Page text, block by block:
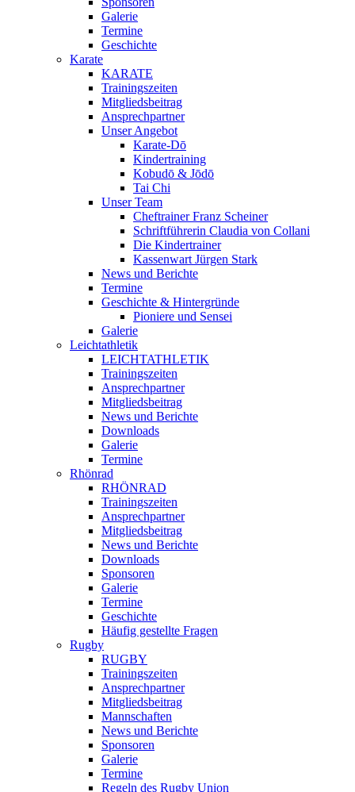
Galerie
Termine
Geschichte
Karate
KARATE
Trainingszeiten
Mitgliedsbeitrag
Ansprechpartner
Unser Angebot
Karate-Dō
Kindertraining
Kobudō & Jōdō
Tai Chi
Unser Team
Cheftrainer Franz Scheiner
Schriftführerin Claudia von Collani
Die Kindertrainer
Kassenwart Jürgen Stark
News und Berichte
Termine
Geschichte & Hintergründe
Pioniere und Sensei
Galerie
Leichtathletik
LEICHTATHLETIK
Trainingszeiten
Ansprechpartner
Mitgliedsbeitrag
News und Berichte
Downloads
Galerie
Termine
Rhönrad
RHÖNRAD
Trainingszeiten
Ansprechpartner
Mitgliedsbeitrag
News und Berichte
Downloads
Sponsoren
Galerie
Termine
Geschichte
Häufig gestellte Fragen
Rugby
RUGBY
Trainingszeiten
Ansprechpartner
Mitgliedsbeitrag
Mannschaften
News und Berichte
Sponsoren
Galerie
Termine
Regeln des Rugby Union